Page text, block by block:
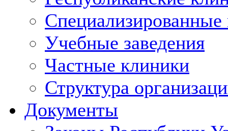
Учебные заведения
Частные клиники
Структура
Документы